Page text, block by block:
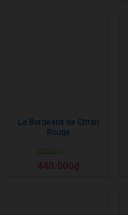
Le Bordeaux de Citran
Rouge
Được xếp
hạng55 sao
440.000₫